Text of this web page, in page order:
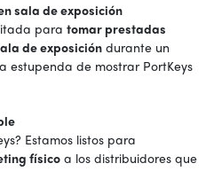
sala de exposición
para tomar prestadas
de exposición durante un
estupenda de mostrar PortKeys
Estamos listos para
físico a los distribuidores que